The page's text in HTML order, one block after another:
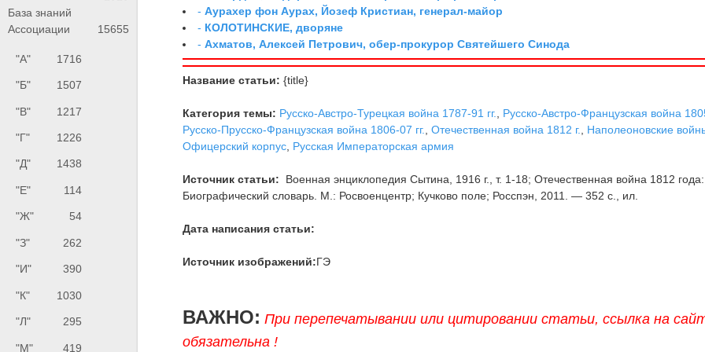
База знаний
Ассоциации
15655
"А" 1716
"Б" 1507
"В" 1217
"Г" 1226
"Д" 1438
"Е" 114
"Ж" 54
"З" 262
"И" 390
"К" 1030
"Л" 295
"М" 419
-Аурахер фон Аурах, Йозеф Кристиан, генерал-майор
- КОЛОТИНСКИЕ, дворяне
-Ахматов, Алексей Петрович, обер-прокурор Святейшего Синода
Название статьи: {title}
Категория темы: Русско-Австро-Турецкая война 1787-91 гг. Русско-Австро-Французская война
Русско-Прусско-Французская война 1806-07 гг.
,Отечественная война 1812 г. Наполеоновские
Офицерский корпус Русская Императорская армия
Источник статьи:
Военная энциклопедия Сытина, 1916 г., т. 1-18; Отечественная война 1812 года:
Биографический словарь. М.: Росвоенцентр; Кучково поле; Росспэн, 2011. — 352 с., ил.
Дата написания статьи:
Источник изображений:ГЭ
ВАЖНО: При перепечатывании или цитировании статьи, ссылка на
обязательна !